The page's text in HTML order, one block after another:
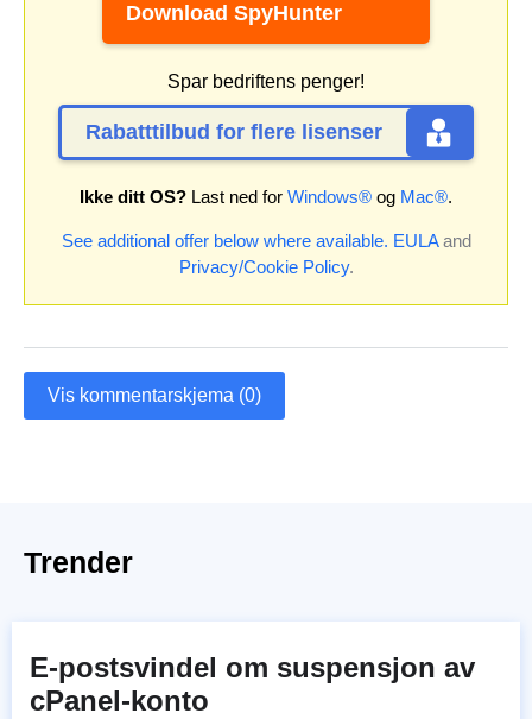
Download SpyHunter
Spar bedriftens penger!
Rabatttilbud for flere lisenser
Ikke ditt OS? Last ned for Windows® og Mac®.
See additional offer below where available. EULAand
Privacy/Cookie Policy.
Vis kommentarskjema (0)
Trender
E-postsvindel om suspensjon av
cPanel-konto